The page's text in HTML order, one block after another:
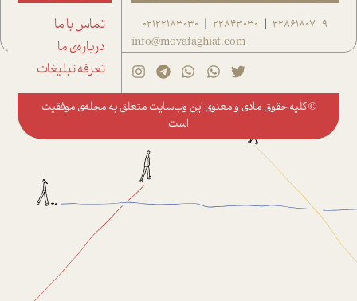
22861807-9
|
22843030
|
02122183030
info@movafaghiat.com
تماس با ما
درباره‌ی ما
تعرفه تبلیغات
© کلیه حقوق مادی و معنوی این وب‌سایت متعلق به مجله‌ی موفقیت
است